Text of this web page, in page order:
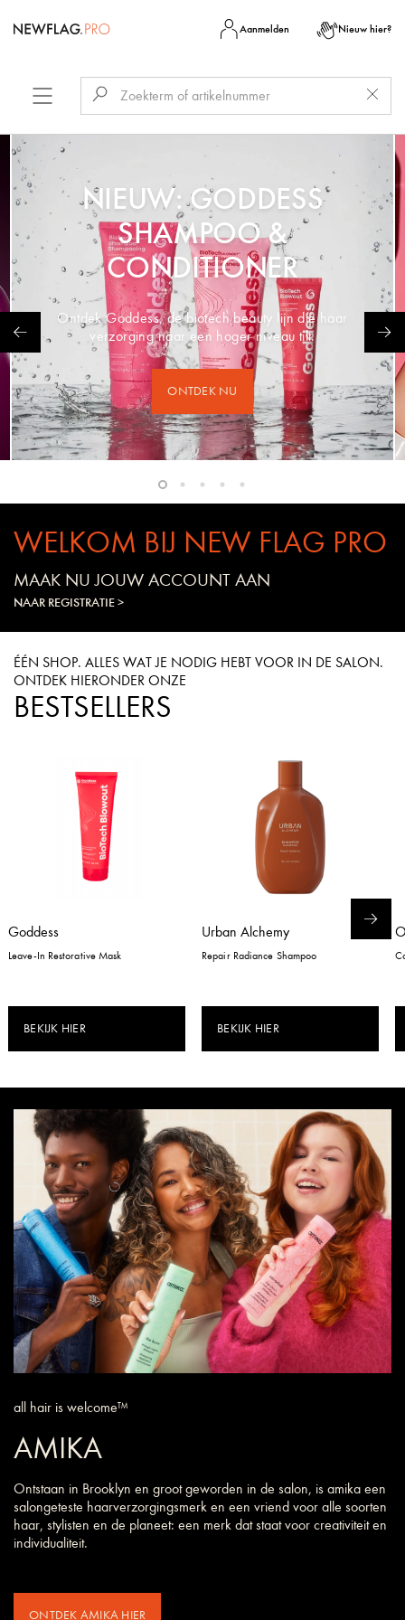
Aanmelden Nieuw hier?
NIEUW: GODDESS
SHAMPOO &
CONDITIONER
Ontdek Goddess, de biotech beauty lijn die haar
verzorging naar een hoger niveau tilt.
ONTDEK NU
WELKOM BIJ NEW FLAG PRO
MAAK NU JOUW ACCOUNT AAN
NAAR REGISTRATIE >
ÉÉN SHOP. ALLES WAT JE NODIG HEBT VOOR IN DE SALON.
ONTDEK HIERONDER ONZE
BESTSELLERS
Goddess
Leave-In Restorative Mask
BEKIJK HIER
Urban Alchemy
Repair Radiance Shampoo
BEKIJK HIER
all hair is welcome™
AMIKA
Ontstaan in Brooklyn en groot geworden in de salon, is amika een
salongeteste haarverzorgings­merk en een vriend voor alle soorten
haar, stylisten en de planeet: een merk dat staat voor creativiteit en
individualiteit.
ONTDEK AMIKA HIER